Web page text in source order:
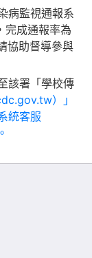
病監視通報系
完成通報率為
協助督導參與
該署「學校傳
）」
統客服